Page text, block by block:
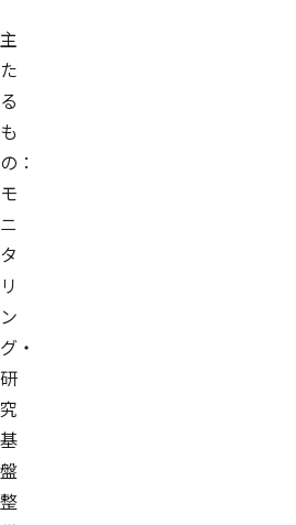
主
た
る
も
の：
モ
ニ
タ
リ
ン
グ・
研
究
基
盤
整